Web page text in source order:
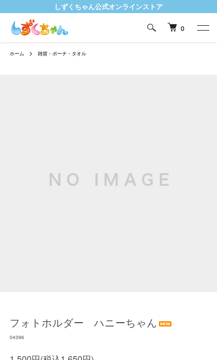
しずくちゃん公式オンラインストア
0
ホーム 雑貨・ポーチ・タオル
フォトホルダー ハニーちゃん
04396